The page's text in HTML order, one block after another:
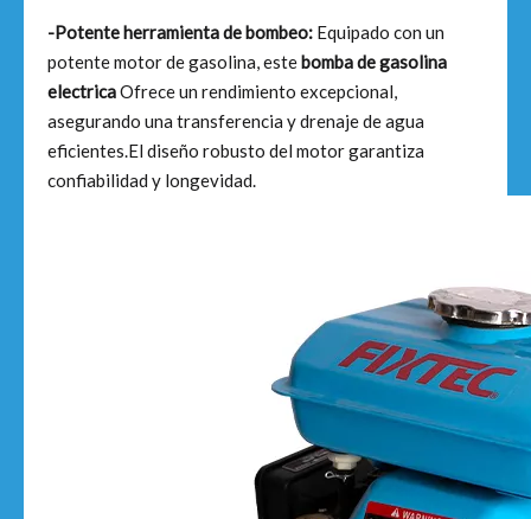
-Potente herramienta de bombeo: Equipado con un
potente motor de gasolina, estebomba de gasolina
electricaOfrece un rendimiento excepcional,
asegurando una transferencia y drenaje de agua
eficientes.El diseño robusto del motor garantiza
confiabilidad y longevidad.